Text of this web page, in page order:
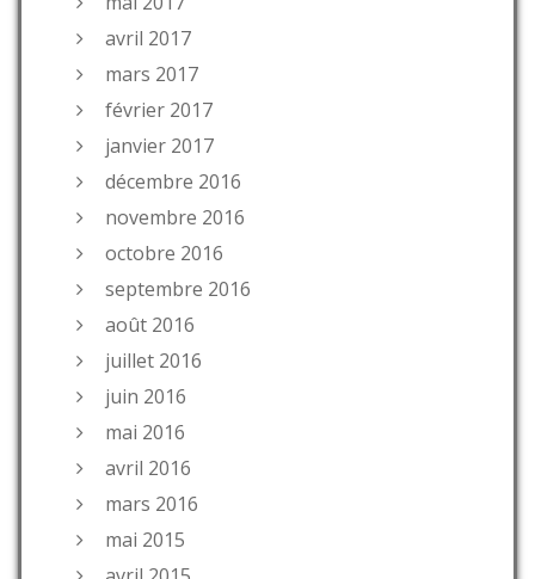
avril 2017
mars 2017
février 2017
janvier 2017
décembre 2016
novembre 2016
octobre 2016
septembre 2016
août 2016
juillet 2016
juin 2016
mai 2016
avril 2016
mars 2016
mai 2015